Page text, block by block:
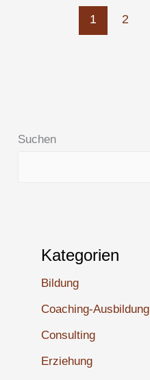
1 2
Suchen
Kategorien
Bildung
Coaching-Ausbildung
Consulting
Erziehung